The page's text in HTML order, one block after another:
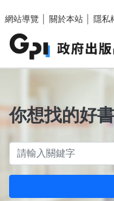
網站導覽
關於本站 隱私
你想找的好